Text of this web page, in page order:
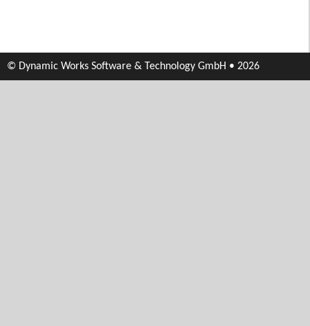
© Dynamic Works Software & Technology GmbH • 2026